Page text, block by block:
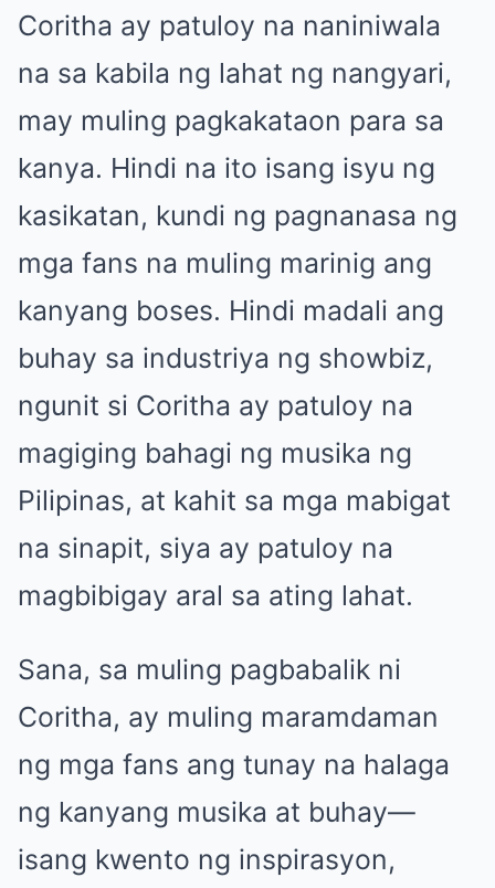
Coritha ay patuloy na naniniwala
na sa kabila ng lahat ng nangyari,
may muling pagkakataon para sa
kanya. Hindi na ito isang isyu ng
kasikatan, kundi ng pagnanasa ng
mga fans na muling marinig ang
kanyang boses. Hindi madali ang
buhay sa industriya ng showbiz,
ngunit si Coritha ay patuloy na
magiging bahagi ng musika ng
Pilipinas, at kahit sa mga mabigat
na sinapit, siya ay patuloy na
magbibigay aral sa ating lahat.
Sana, sa muling pagbabalik ni
Coritha, ay muling maramdaman
ng mga fans ang tunay na halaga
ng kanyang musika at buhay—
isang kwento ng inspirasyon,